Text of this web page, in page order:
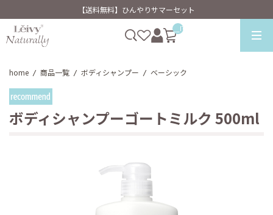
【送料無料】ひんやりサマーセット
__ITM_CNT__
home / 商品一覧 / ボディシャンプー / ベーシック
ボディシャンプーゴートミルク 500ml